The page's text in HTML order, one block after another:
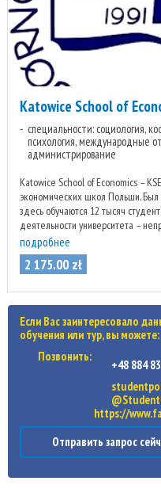
Katowice School of
специальности: социология,
психология, международные
администрирование
Katowice School of Economics –
экономических школ Польши.
здесь обучаются 12 тысяч
деятельности университета –
подробнее
2 175.00 zł
Если Вас заинтересовало
обучения или тур, вы можете:
Позвонить:
+48 884
https://
Отправить запрос